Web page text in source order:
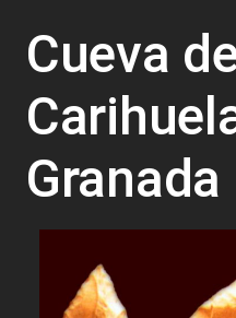
Cueva
Granada